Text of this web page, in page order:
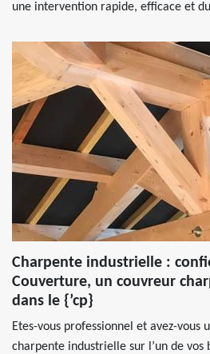
une intervention rapide, efficace et
Charpente industrielle :
Couverture, un couvreur
dans le {’cp}
Etes-vous professionnel et avez-vous
charpente industrielle sur l’un de vos